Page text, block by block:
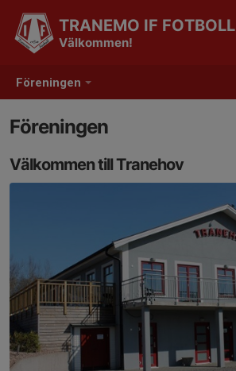
Föreningen
TRANEMO IF FOTBOLL
Välkommen!
Föreningen
Välkommen till Tranehov